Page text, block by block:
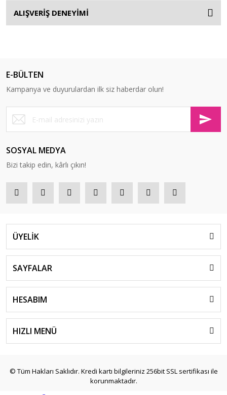
ALIŞVERİŞ DENEYİMİ
E-BÜLTEN
Kampanya ve duyurulardan ilk siz haberdar olun!
SOSYAL MEDYA
Bizi takip edin, kârlı çıkın!
ÜYELİK
SAYFALAR
HESABIM
HIZLI MENÜ
© Tüm Hakları Saklıdır. Kredi kartı bilgileriniz 256bit SSL sertifikası ile
korunmaktadır.